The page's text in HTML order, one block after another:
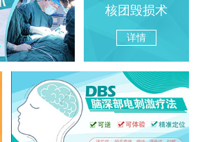
核团毁损术
详情